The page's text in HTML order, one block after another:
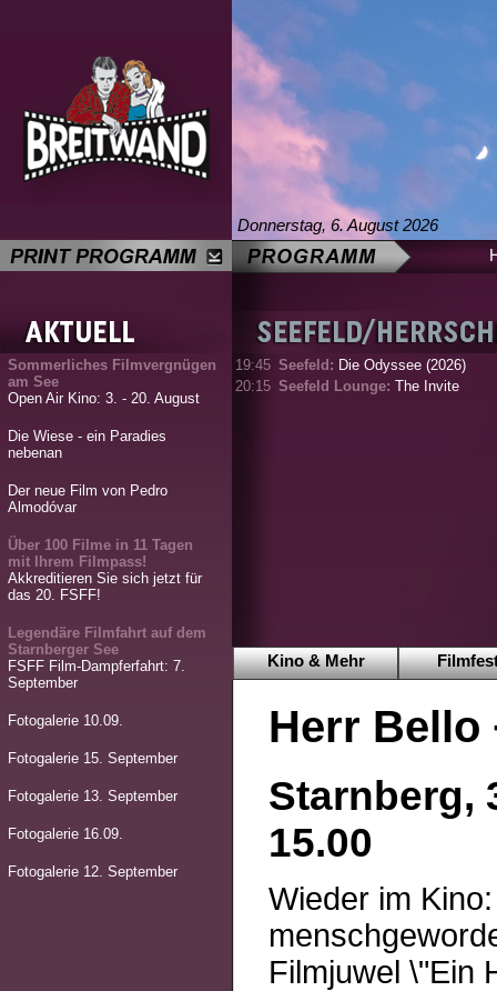
Donnerstag, 6. August 2026
Sommerliches Filmvergnügen
am See
Open Air Kino: 3. - 20. August
Die Wiese - ein Paradies
nebenan
Der neue Film von Pedro
Almodóvar
Über 100 Filme in 11 Tagen
mit Ihrem Filmpass!
Akkreditieren Sie sich jetzt für
das 20. FSFF!
Legendäre Filmfahrt auf dem
Starnberger See
FSFF Film-Dampferfahrt: 7.
September
Fotogalerie 10.09.
Fotogalerie 15. September
Fotogalerie 13. September
Fotogalerie 16.09.
Fotogalerie 12. September
19:45 Seefeld: Die Odyssee (2026)
20:15 Seefeld Lounge: The Invite
Kino & Mehr
Herr Bello
Starnberg,
15.00
Wieder im
Filmjuwel \"Ein